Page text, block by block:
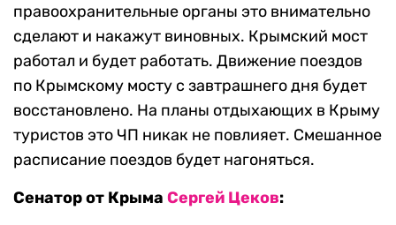
правоохранительные органы это внимательно
сделают и накажут виновных. Крымский мост
работал и будет работать. Движение поездов
по Крымскому мосту с завтрашнего дня будет
восстановлено. На планы отдыхающих в Крыму
туристов это ЧП никак не повлияет. Смешанное
расписание поездов будет нагоняться.
Сенатор от Крыма Сергей Цеков: